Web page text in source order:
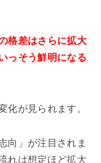
格差はさらに拡大
っそう鮮明になる
化が見られます。
向」が注目されま
れは想定ほど拡大